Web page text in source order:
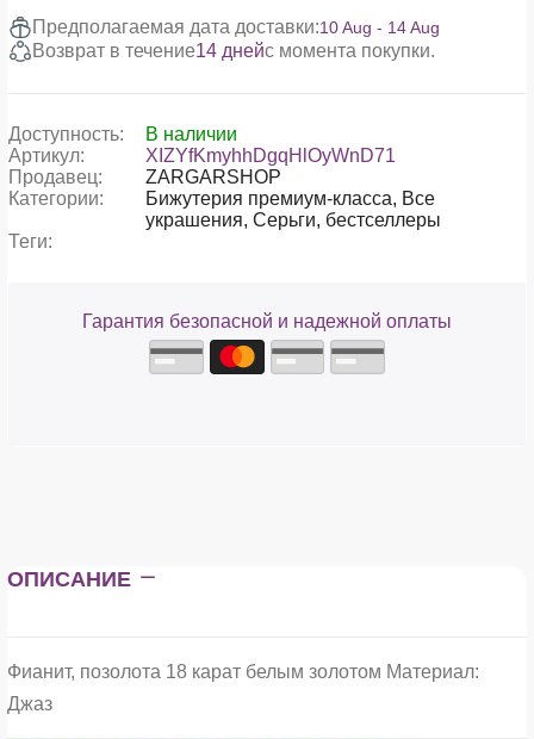
Предполагаемая дата доставки:10 Aug - 14 Aug
Возврат в течение14 днейс момента покупки.
Доступность:
В наличии
Артикул:
XIZYfKmyhhDgqHlOyWnD71
Продавец:
ZARGARSHOP
Категории:
Бижутерия премиум-класса, Все
украшения, Серьги, бестселлеры
Теги:
Гарантия безопасной и надежной оплаты
ОПИСАНИЕ
Фианит, позолота 18 карат белым золотом Материал:
Джаз